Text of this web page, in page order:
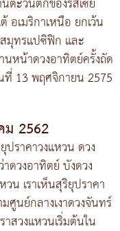
อเมริกาเหนือ ยกเว้น
มุทรแปซิฟิก และ
หน้าดวงอาทิตย์ครั้งถัด
ที่ 13 พฤศจิกายน 2575
ม 2562
ราคาวงแหวน ดวง
ดวงอาทิตย์ บังดวง
เราเห็นสุริยุปราคา
นย์กลางเงาดวงจันทร์
สวงแหวนเริ่มต้นใน